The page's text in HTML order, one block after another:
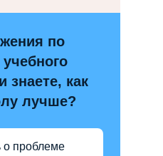
по
знаете, как
лучше?
о проблеме